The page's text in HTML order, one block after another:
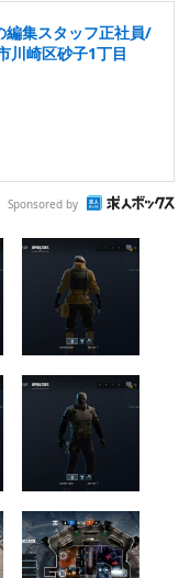
編集スタッフ正社員/
川崎区砂子1丁目
Sponsored by